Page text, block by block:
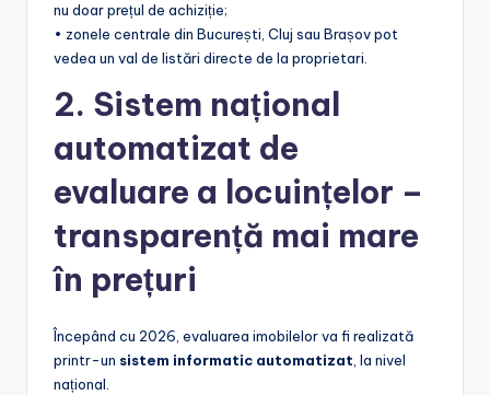
nu doar prețul de achiziție;
• zonele centrale din București, Cluj sau Brașov pot
vedea un val de listări directe de la proprietari.
2. Sistem național
automatizat de
evaluare a locuințelor –
transparență mai mare
în prețuri
Începând cu 2026, evaluarea imobilelor va fi realizată
printr-un sistem informatic automatizat, la nivel
național.